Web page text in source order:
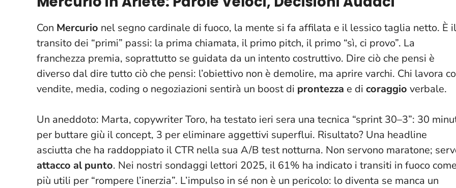
Con Mercurio nel segno cardinale di fuoco, la mente si fa affilata e il lessico taglia netto. È il
transito dei “primi” passi: la prima chiamata, il primo pitch, il primo “sì, ci provo”. La
franchezza premia, soprattutto se guidata da un intento costruttivo. Dire ciò che pensi è
diverso dal dire tutto ciò che pensi: l’obiettivo non è demolire, ma aprire varchi. Chi lavora
vendite, media, coding o negoziazioni sentirà un boost di prontezza e di coraggio verbale.
Un aneddoto: Marta, copywriter Toro, ha testato ieri sera una tecnica “sprint 30–3”: 30
per buttare giù il concept, 3 per eliminare aggettivi superflui. Risultato? Una headline
asciutta che ha raddoppiato il CTR nella sua A/B test notturna. Non servono maratone;
attacco al punto. Nei nostri sondaggi lettori 2025, il 61% ha indicato i transiti in fuoco
più utili per “rompere l’inerzia”. L’impulso in sé non è un pericolo: lo diventa se manca un